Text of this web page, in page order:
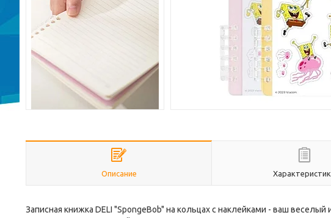
Описание
Записная книжка DELI "SpongeBob" на кольцах с наклейками - ваш